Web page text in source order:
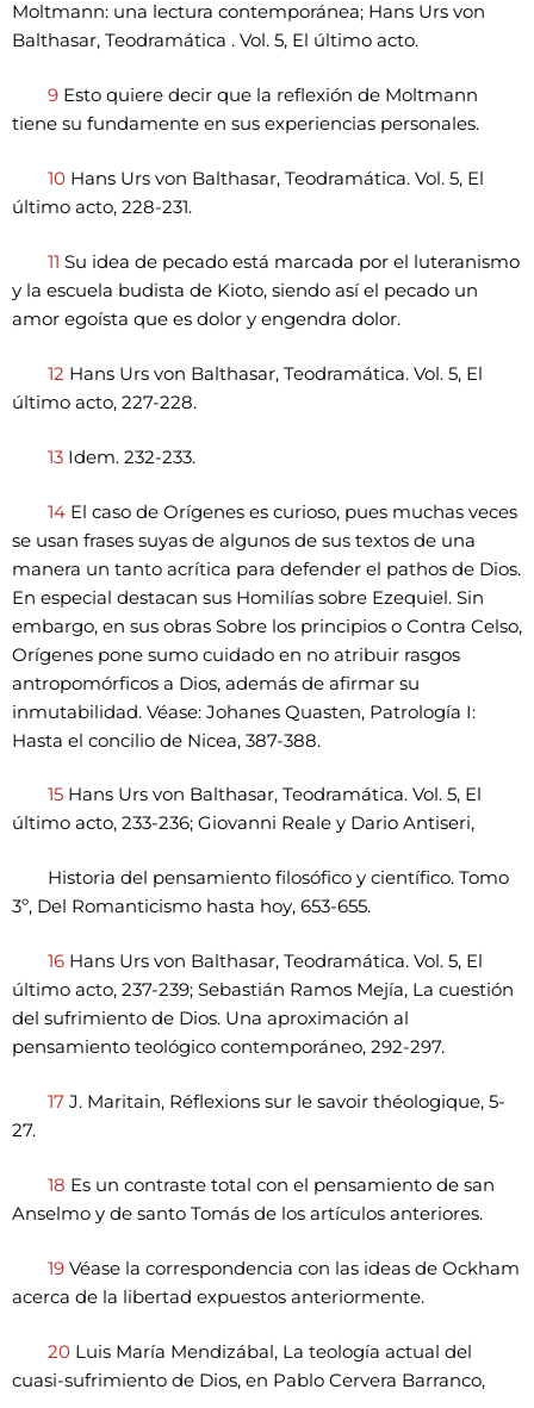
Moltmann: una lectura contemporánea; Hans Urs von
Balthasar, Teodramática . Vol. 5, El último acto.
9 Esto quiere decir que la reflexión de Moltmann
tiene su fundamente en sus experiencias personales.
10 Hans Urs von Balthasar, Teodramática. Vol. 5, El
último acto, 228-231.
11 Su idea de pecado está marcada por el luteranismo
y la escuela budista de Kioto, siendo así el pecado un
amor egoísta que es dolor y engendra dolor.
12 Hans Urs von Balthasar, Teodramática. Vol. 5, El
último acto, 227-228.
13 Idem. 232-233.
14 El caso de Orígenes es curioso, pues muchas veces
se usan frases suyas de algunos de sus textos de una
manera un tanto acrítica para defender el pathos de Dios.
En especial destacan sus Homilías sobre Ezequiel. Sin
embargo, en sus obras Sobre los principios o Contra Celso,
Orígenes pone sumo cuidado en no atribuir rasgos
antropomórficos a Dios, además de afirmar su
inmutabilidad. Véase: Johanes Quasten, Patrología I:
Hasta el concilio de Nicea, 387-388.
15 Hans Urs von Balthasar, Teodramática. Vol. 5, El
último acto, 233-236; Giovanni Reale y Dario Antiseri,
Historia del pensamiento filosófico y científico. Tomo
3º, Del Romanticismo hasta hoy, 653-655.
16 Hans Urs von Balthasar, Teodramática. Vol. 5, El
último acto, 237-239; Sebastián Ramos Mejía, La cuestión
del sufrimiento de Dios. Una aproximación al
pensamiento teológico contemporáneo, 292-297.
17 J. Maritain, Réflexions sur le savoir théologique, 5-
27.
18 Es un contraste total con el pensamiento de san
Anselmo y de santo Tomás de los artículos anteriores.
19 Véase la correspondencia con las ideas de Ockham
acerca de la libertad expuestos anteriormente.
20 Luis María Mendizábal, La teología actual del
cuasi-sufrimiento de Dios, en Pablo Cervera Barranco,